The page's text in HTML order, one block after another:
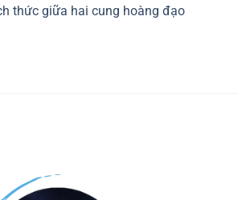
thức giữa hai cung hoàng đạo